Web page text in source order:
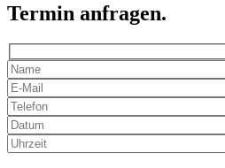
Termin anfragen.